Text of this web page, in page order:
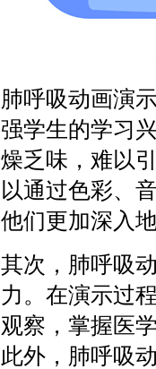
肺呼吸动画演
强学生的学习
燥乏味，难以
以通过色彩、
他们更加深入
其次，肺呼吸
力。在演示过
观察，掌握医
此外，肺呼吸